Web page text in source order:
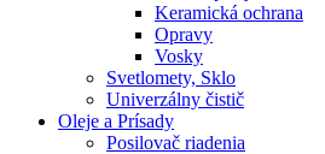
Keramická ochrana
Opravy
Vosky
Svetlomety, Sklo
Univerzálny čistič
Oleje a Prísady
Posilovač riadenia